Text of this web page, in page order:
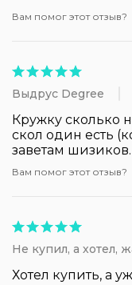
Вам помог этот отзыв?
Выдрус Degree
Кружку сколько
скол один есть
заветам
Вам помог этот отзыв?
Не купил, а хотел,
Хотел купить, а